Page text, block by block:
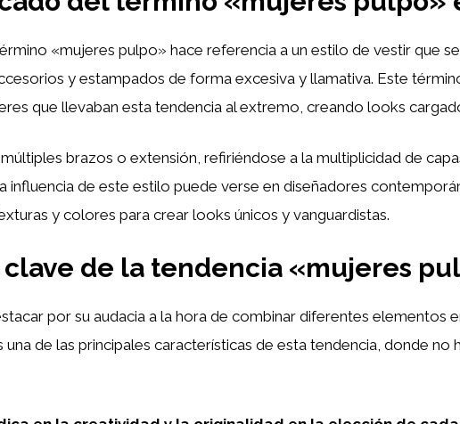
«mujeres pulpo» hace referencia a un estilo de vestir que
y estampados de forma excesiva y llamativa. Este
que llevaban esta tendencia al extremo, creando looks
brazos o extensión, refiriéndose a la multiplicidad de
influencia de este estilo puede verse en diseñadores
y colores para crear looks únicos y vanguardistas.
de la tendencia «mujeres
por su audacia a la hora de combinar diferentes elementos
de las principales características de esta tendencia, donde no